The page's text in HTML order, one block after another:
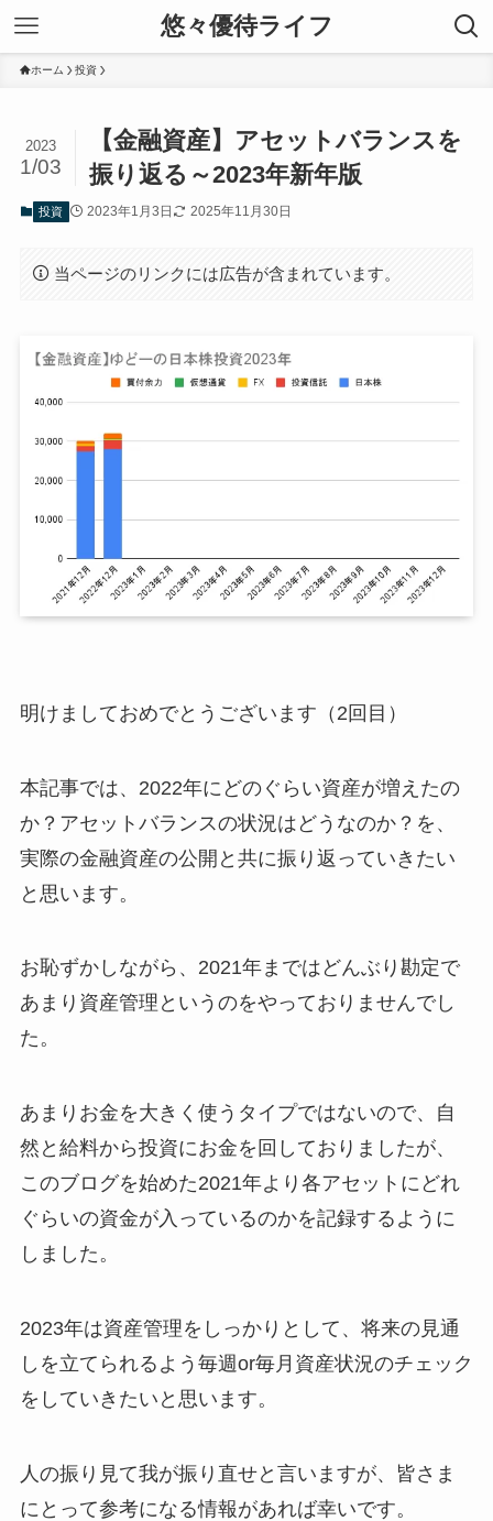
悠々優待ライフ
ホーム 投資
【金融資産】アセットバランスを
振り返る～2023年新年版
2023
1/03
投資 2023年1月3日 2025年11月30日
当ページのリンクには広告が含まれています。
明けましておめでとうございます（2回目）
本記事では、2022年にどのぐらい資産が増えたの
か？アセットバランスの状況はどうなのか？を、
実際の金融資産の公開と共に振り返っていきたい
と思います。
お恥ずかしながら、2021年まではどんぶり勘定で
あまり資産管理というのをやっておりませんでし
た。
あまりお金を大きく使うタイプではないので、自
然と給料から投資にお金を回しておりましたが、
このブログを始めた2021年より各アセットにどれ
ぐらいの資金が入っているのかを記録するように
しました。
2023年は資産管理をしっかりとして、将来の見通
しを立てられるよう毎週or毎月資産状況のチェック
をしていきたいと思います。
人の振り見て我が振り直せと言いますが、皆さま
にとって参考になる情報があれば幸いです。